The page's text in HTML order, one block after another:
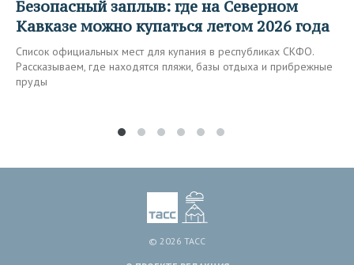
Безопасный заплыв: где на Северном
Кавказе можно купаться летом 2026 года
Список официальных мест для купания в республиках СКФО.
Рассказываем, где находятся пляжи, базы отдыха и прибрежные
пруды
© 2026 ТАСС